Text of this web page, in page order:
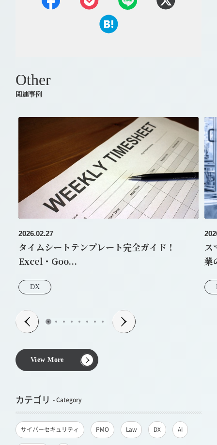
Other
関連事例
2026.02.27
タイムシートテンプレート完全ガイド！
Excel・Goo...
DX
ス
業
View More
カテゴリ
サイバーセキュリティ PMO Law DX AI